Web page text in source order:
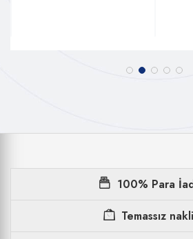
100% Para
Temassız